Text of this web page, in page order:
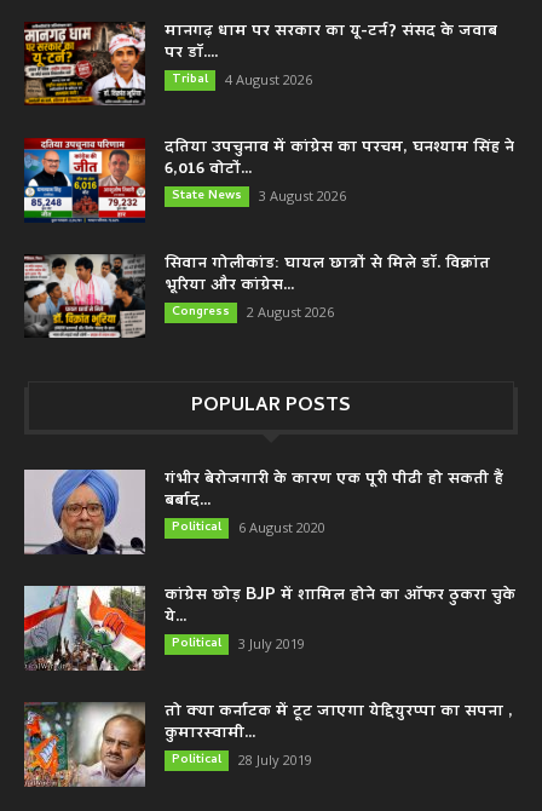
मानगढ़ धाम पर सरकार का यू-टर्न? संसद के जवाब
पर डॉ....
Tribal 4 August 2026
दतिया उपचुनाव में कांग्रेस का परचम, घनश्याम सिंह ने
6,016 वोटों...
State News 3 August 2026
सिवान गोलीकांड: घायल छात्रों से मिले डॉ. विक्रांत
भूरिया और कांग्रेस...
Congress 2 August 2026
POPULAR POSTS
गंभीर बेरोजगारी के कारण एक पूरी पीढी हो सकती हैं
बर्बाद...
Political 6 August 2020
कांग्रेस छोड़ BJP में शामिल होने का ऑफर ठुकरा चुके
ये...
Political 3 July 2019
तो क्या कर्नाटक में टूट जाएगा येद्दियुरप्पा का सपना ,
कुमारस्वामी...
Political 28 July 2019